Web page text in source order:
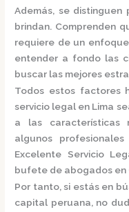
Además, se
brindan. Comprenden
requiere de un
entender a fondo las
buscar las mejores
Todos estos factores
servicio legal en Lima
a las características
algunos
Excelente Servicio
bufete de abogados en
Por tanto, si estás en
capital peruana, no